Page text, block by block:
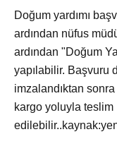
Doğum yardımı
ardından nüfus
ardından "Doğum
yapılabilir. Başvuru
imzalandıktan
kargo yoluyla teslim